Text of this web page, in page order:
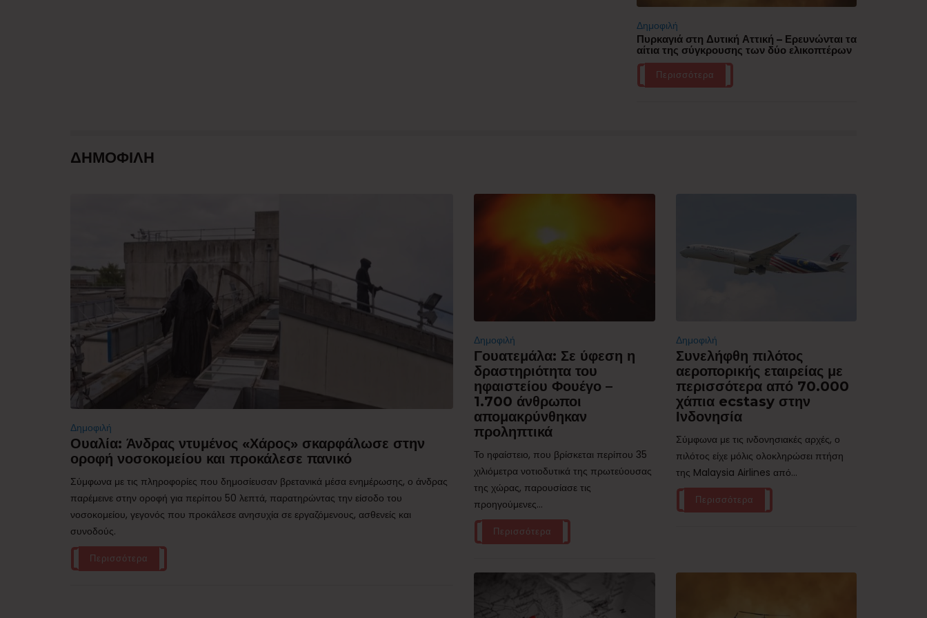
Δημοφιλή
Πυρκαγιά στη Δυτική Αττική – Ερευνώνται τα
αίτια της σύγκρουσης των δύο ελικοπτέρων
Περισσότερα
ΔΗΜΟΦΙΛΗ
Δημοφιλή
Ουαλία: Άνδρας ντυμένος «Χάρος» σκαρφάλωσε στην
οροφή νοσοκομείου και προκάλεσε πανικό
Σύμφωνα με τις πληροφορίες που δημοσίευσαν βρετανικά μέσα ενημέρωσης, ο άνδρας
παρέμεινε στην οροφή για περίπου 50 λεπτά, παρατηρώντας την είσοδο του
νοσοκομείου, γεγονός που προκάλεσε ανησυχία σε εργαζόμενους, ασθενείς και
συνοδούς.
Περισσότερα
Δημοφιλή
Γουατεμάλα: Σε ύφεση η
δραστηριότητα του
ηφαιστείου Φουέγο –
1.700 άνθρωποι
απομακρύνθηκαν
προληπτικά
Το ηφαίστειο, που βρίσκεται περίπου 35
χιλιόμετρα νοτιοδυτικά της πρωτεύουσας
της χώρας, παρουσίασε τις
προηγούμενες...
Περισσότερα
Δημοφιλή
Συνελήφθη πιλότος
αεροπορικής εταιρείας με
περισσότερα από 70.000
χάπια ecstasy στην
Ινδονησία
Σύμφωνα με τις ινδονησιακές αρχές, ο
πιλότος είχε μόλις ολοκληρώσει πτήση
της Malaysia Airlines από...
Περισσότερα